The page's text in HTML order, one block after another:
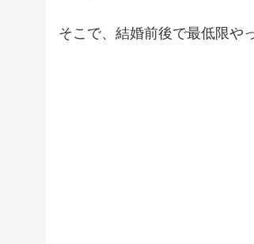
そこで、結婚前後で最低限や